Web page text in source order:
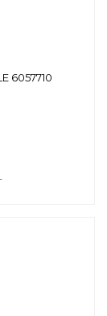
6057710